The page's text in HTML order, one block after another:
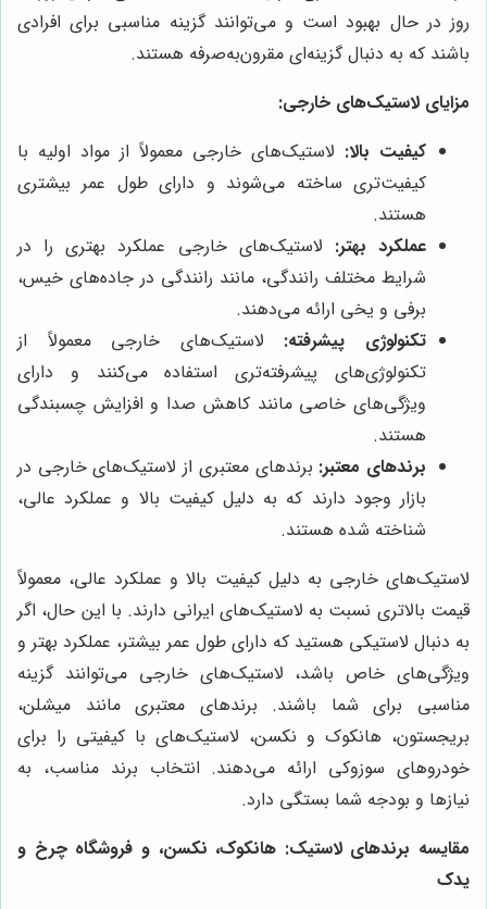
روز در حال بهبود است و می‌توانند گزینه مناسبی برای افرادی
باشند که به دنبال گزینه‌ای مقرون‌به‌صرفه هستند.
مزایای لاستیک‌های خارجی:
کیفیت بالا: لاستیک‌های خارجی معمولاً از مواد اولیه با
کیفیت‌تری ساخته می‌شوند و دارای طول عمر بیشتری
هستند.
عملکرد بهتر: لاستیک‌های خارجی عملکرد بهتری را در
شرایط مختلف رانندگی، مانند رانندگی در جاده‌های خیس،
برفی و یخی ارائه می‌دهند.
تکنولوژی پیشرفته: لاستیک‌های خارجی معمولاً از
تکنولوژی‌های پیشرفته‌تری استفاده می‌کنند و دارای
ویژگی‌های خاصی مانند کاهش صدا و افزایش چسبندگی
هستند.
برندهای معتبر: برندهای معتبری از لاستیک‌های خارجی در
بازار وجود دارند که به دلیل کیفیت بالا و عملکرد عالی،
شناخته شده هستند.
لاستیک‌های خارجی به دلیل کیفیت بالا و عملکرد عالی، معمولاً
قیمت بالاتری نسبت به لاستیک‌های ایرانی دارند. با این حال، اگر
به دنبال لاستیکی هستید که دارای طول عمر بیشتر، عملکرد بهتر و
ویژگی‌های خاص باشد، لاستیک‌های خارجی می‌توانند گزینه
مناسبی برای شما باشند. برندهای معتبری مانند میشلن،
بریجستون، هانکوک و نکسن، لاستیک‌های با کیفیتی را برای
خودروهای سوزوکی ارائه می‌دهند. انتخاب برند مناسب، به
نیازها و بودجه شما بستگی دارد.
مقایسه برندهای لاستیک: هانکوک، نکسن، و فروشگاه چرخ و
یدک